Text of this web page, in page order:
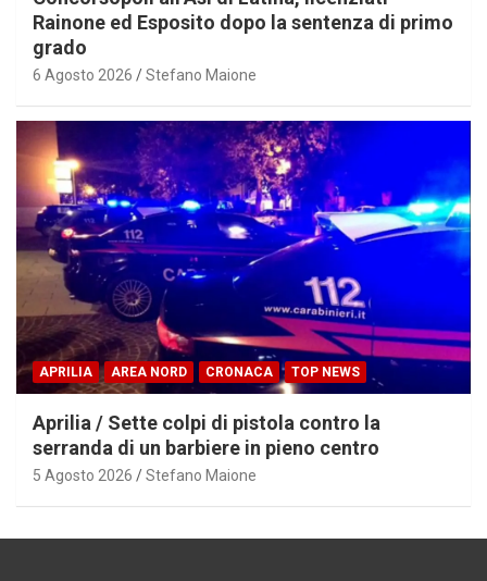
Rainone ed Esposito dopo la sentenza di primo
grado
6 Agosto 2026 Stefano Maione
APRILIA AREA NORD CRONACA TOP NEWS
Aprilia / Sette colpi di pistola contro la
serranda di un barbiere in pieno centro
5 Agosto 2026 Stefano Maione